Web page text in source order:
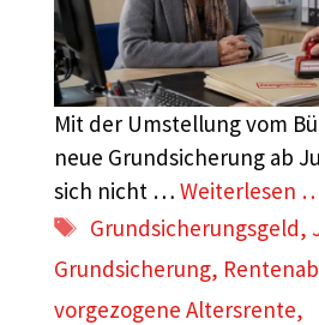
Mit der Umstellung vom
neue Grundsicherung ab
sich nicht … Weiterlesen
Schlagwörter
Grundsicherungsgeld,
Grundsicherung,
vorgezogene Altersrente,